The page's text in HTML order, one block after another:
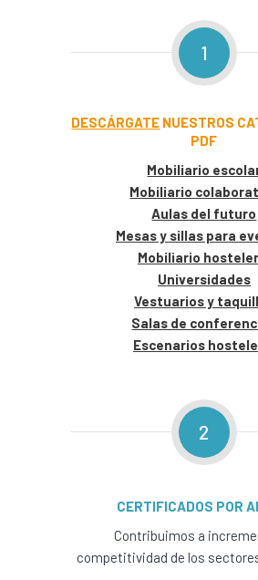
1
DESCÁRGATE NUESTROS
PDF
Mobiliario
Mobiliario
Aulas del futuro
Mesas y sillas para
Mobiliario
Universidades
Vestuarios y
Salas de
Escenarios
2
CERTIFICADOS POR
Contribuimos a
competitividad de los